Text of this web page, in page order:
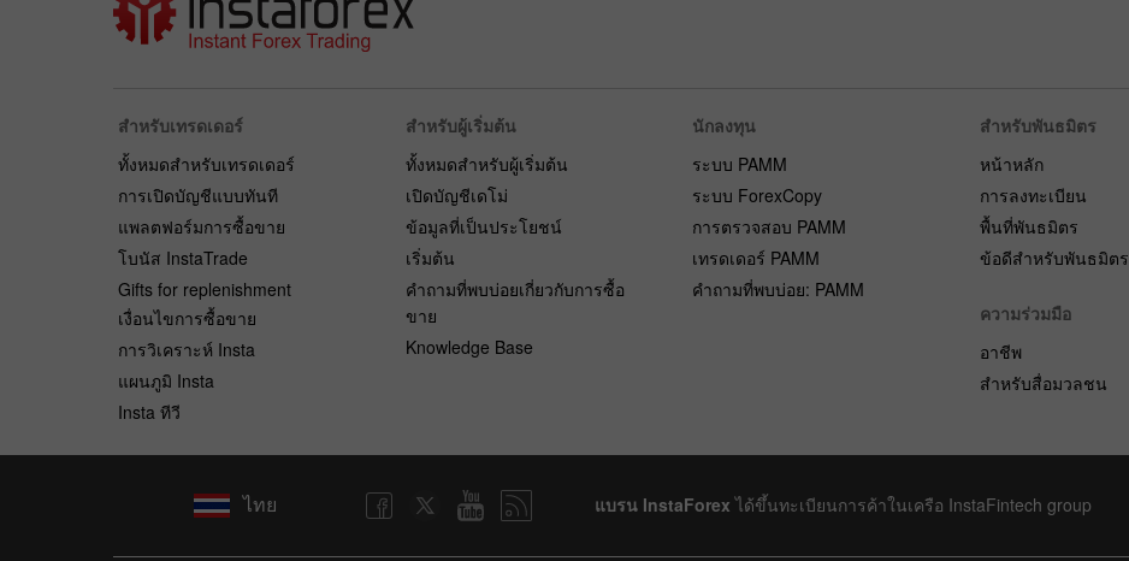
สำหรับเทรดเดอร์
ทั้งหมดสำหรับเทรดเดอร์
การเปิดบัญชีแบบทันที
แพลตฟอร์มการซื้อขาย
โบนัส InstaTrade
Gifts for replenishment
เงื่อนไขการซื้อขาย
การวิเคราะห์ Insta
แผนภูมิ Insta
Insta ทีวี
สำหรับผู้เริ่มต้น
ทั้งหมดสำหรับผู้เริ่มต้น
เปิดบัญชีเดโม่
ข้อมูลที่เป็นประโยชน์
เริ่มต้น
คำถามที่พบบ่อยเกี่ยวกับการซื้อ
ขาย
Knowledge Base
นักลงทุน
ระบบ PAMM
ระบบ ForexCopy
การตรวจสอบ PAMM
เทรดเดอร์ PAMM
คำถามที่พบบ่อย: PAMM
สำหรับพันธมิตร
หน้าหลัก
การลงทะเบียน
พื้นที่พันธมิตร
ข้อดีสำหรับพันธมิตร
ความร่วมมือ
อาชีพ
สำหรับสื่อมวลชน
ไทย แบรน InstaForex ได้ขึ้นทะเบียนการค้าในเครือ InstaFintech group